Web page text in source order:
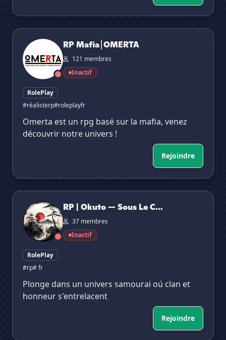
RP Mafia⎮OMERTA
RP Mafia⎮OMERTA
121 membres
Inactif
RolePlay
#réalisterp#roleplayfr
Omerta est un rpg basé sur la mafia, venez
découvrir notre univers !
Rejoindre
RP | Okuto — Sous Le Ciel De Sakura
RP | Okuto — Sous Le C...
37 membres
Inactif
RolePlay
#rp# fr
Plonge dans un univers samourai oú clan et
honneur s'entrelacent
Rejoindre